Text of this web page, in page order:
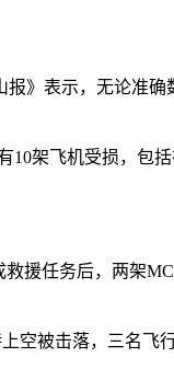
》表示，无论准确
架飞机受损，包
援任务后，两架
空被击落，三名飞